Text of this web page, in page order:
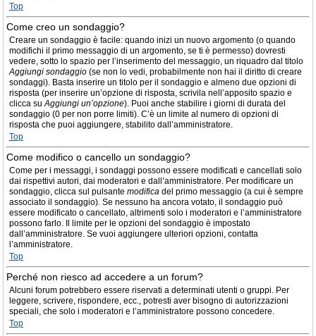
Top
Come creo un sondaggio?
Creare un sondaggio è facile: quando inizi un nuovo argomento (o quando
modifichi il primo messaggio di un argomento, se ti è permesso) dovresti
vedere, sotto lo spazio per l’inserimento del messaggio, un riquadro dal titolo
Aggiungi sondaggio (se non lo vedi, probabilmente non hai il diritto di creare
sondaggi). Basta inserire un titolo per il sondaggio e almeno due opzioni di
risposta (per inserire un’opzione di risposta, scrivila nell’apposito spazio e
clicca suAggiungi un’opzione). Puoi anche stabilire i giorni di durata del
sondaggio (0 per non porre limiti). C’è un limite al numero di opzioni di
risposta che puoi aggiungere, stabilito dall’amministratore.
Top
Come modifico o cancello un sondaggio?
Come per i messaggi, i sondaggi possono essere modificati e cancellati solo
dai rispettivi autori, dai moderatori e dall’amministratore. Per modificare un
sondaggio, clicca sul pulsante modifica del primo messaggio (a cui è sempre
associato il sondaggio). Se nessuno ha ancora votato, il sondaggio può
essere modificato o cancellato, altrimenti solo i moderatori e l’amministratore
possono farlo. Il limite per le opzioni del sondaggio è impostato
dall’amministratore. Se vuoi aggiungere ulteriori opzioni, contatta
l’amministratore.
Top
Perché non riesco ad accedere a un forum?
Alcuni forum potrebbero essere riservati a determinati utenti o gruppi. Per
leggere, scrivere, rispondere, ecc., potresti aver bisogno di autorizzazioni
speciali, che solo i moderatori e l’amministratore possono concedere.
Top